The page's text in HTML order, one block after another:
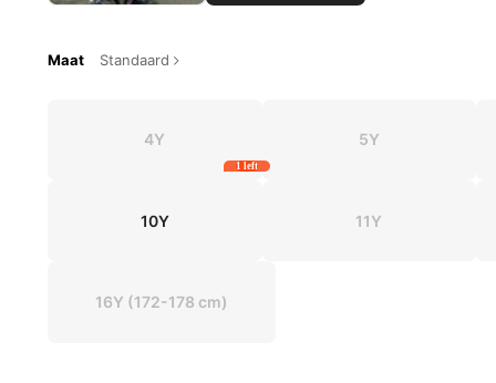
Maat Standaard
4Y 5Y
10Y
1 left
11Y
16Y (172-178 cm)